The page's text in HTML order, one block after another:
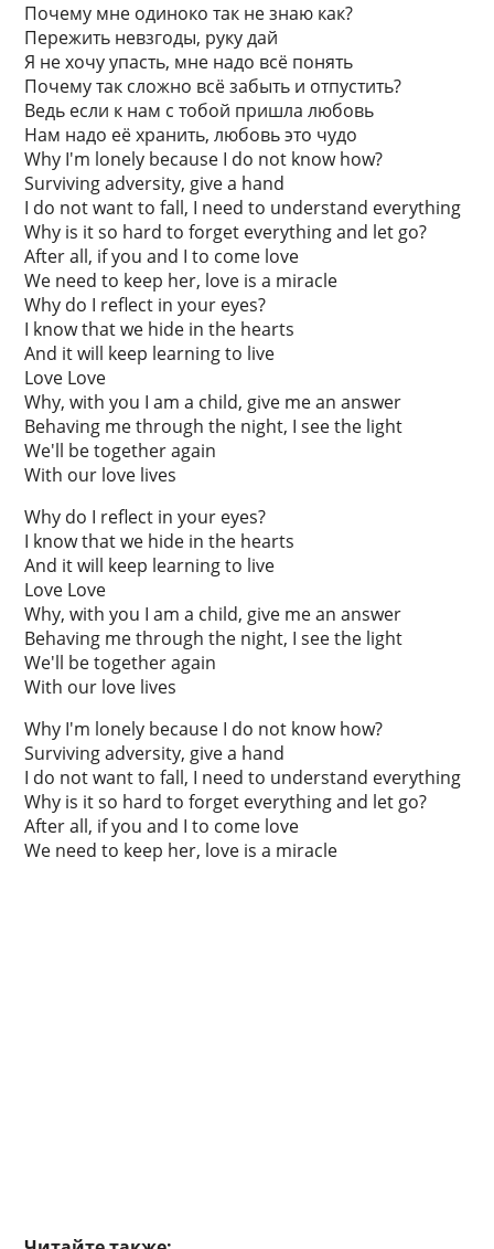
Почему мне одиноко так не знаю как?
Пережить невзгоды, руку дай
Я не хочу упасть, мне надо всё понять
Почему так сложно всё забыть и отпустить?
Ведь если к нам с тобой пришла любовь
Нам надо её хранить, любовь это чудо
Why I'm lonely because I do not know how?
Surviving adversity, give a hand
I do not want to fall, I need to understand everything
Why is it so hard to forget everything and let go?
After all, if you and I to come love
We need to keep her, love is a miracle
Why do I reflect in your eyes?
I know that we hide in the hearts
And it will keep learning to live
Love Love
Why, with you I am a child, give me an answer
Behaving me through the night, I see the light
We'll be together again
With our love lives
Why do I reflect in your eyes?
I know that we hide in the hearts
And it will keep learning to live
Love Love
Why, with you I am a child, give me an answer
Behaving me through the night, I see the light
We'll be together again
With our love lives
Why I'm lonely because I do not know how?
Surviving adversity, give a hand
I do not want to fall, I need to understand everything
Why is it so hard to forget everything and let go?
After all, if you and I to come love
We need to keep her, love is a miracle